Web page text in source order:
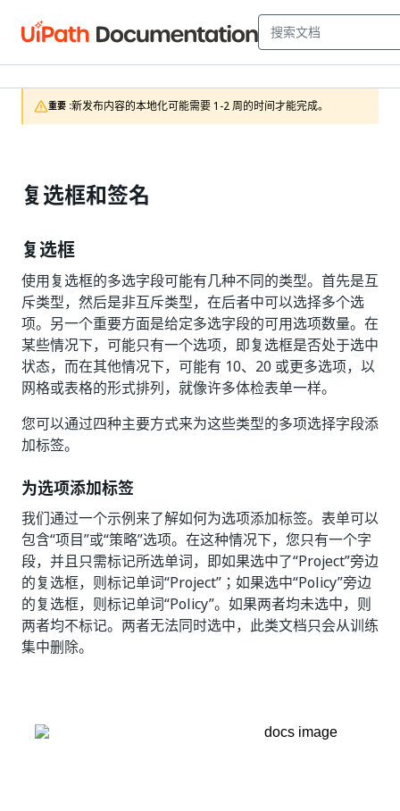
重要 :新发布内容的本地化可能需要 1-2 周的时间才能完成。
复选框和签名
复选框
使用复选框的多选字段可能有几种不同的类型。首先是互
斥类型，然后是非互斥类型，在后者中可以选择多个选
项。另一个重要方面是给定多选字段的可用选项数量。在
某些情况下，可能只有一个选项，即复选框是否处于选中
状态，而在其他情况下，可能有 10、20 或更多选项，以
网格或表格的形式排列，就像许多体检表单一样。
您可以通过四种主要方式来为这些类型的多项选择字段添
加标签。
为选项添加标签
我们通过一个示例来了解如何为选项添加标签。表单可以
包含“项目”或“策略”选项。在这种情况下，您只有一个字
段，并且只需标记所选单词，即如果选中了“Project”旁边
的复选框，则标记单词“Project”；如果选中“Policy”旁边
的复选框，则标记单词“Policy”。如果两者均未选中，则
两者均不标记。两者无法同时选中，此类文档只会从训练
集中删除。